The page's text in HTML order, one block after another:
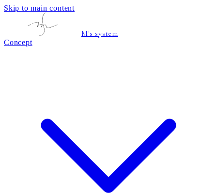
Skip to main content
M's system
Concept